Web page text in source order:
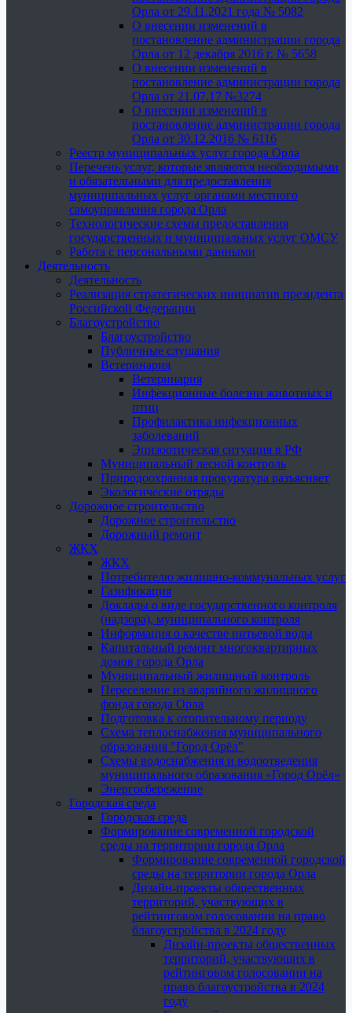
Орла от 29.11.2021 года № 5082
О внесении изменений в
постановление администрации города
Орла от 12 декабря 2016 г. № 5658
О внесении изменений в
постановление администрации города
Орла от 21.07.17 №3274
О внесении изменений в
постановление администрации города
Орла от 30.12.2016 № 6116
Реестр муниципальных услуг города Орла
Перечень услуг, которые являются необходимыми
и обязательными для предоставления
муниципальных услуг органами местного
самоуправления города Орла
Технологические схемы предоставления
государственных и муниципальных услуг ОМСУ
Работа с персональными данными
Деятельность
Деятельность
Реализация стратегических инициатив президента
Российской Федерации
Благоустройство
Благоустройство
Публичные слушания
Ветеринария
Ветеринария
Инфекционные болезни животных и
птиц
Профилактика инфекционных
заболеваний
Эпизоотическая ситуация в РФ
Муниципальный лесной контроль
Природоохранная прокуратура разъясняет
Экологические отряды
Дорожное строительство
Дорожное строительство
Дорожный ремонт
ЖКХ
ЖКХ
Потребителю жилищно-коммунальных услуг
Газификация
Доклады о виде государственного контроля
(надзора), муниципального контроля
Информация о качестве питьевой воды
Капитальный ремонт многоквартирных
домов города Орла
Муниципальный жилищный контроль
Переселение из аварийного жилищного
фонда города Орла
Подготовка к отопительному периоду
Схема теплоснабжения муниципального
образования "Город Орёл"
Схемы водоснабжения и водоотведения
муниципального образования «Город Орёл»
Энергосбережение
Городская среда
Городская среда
Формирование современной городской
среды на территории города Орла
Формирование современной городской
среды на территории города Орла
Дизайн-проекты общественных
территорий, участвующих в
рейтинговом голосовании на право
благоустройства в 2024 году
Дизайн-проекты общественных
территорий, участвующих в
рейтинговом голосовании на
право благоустройства в 2024
году